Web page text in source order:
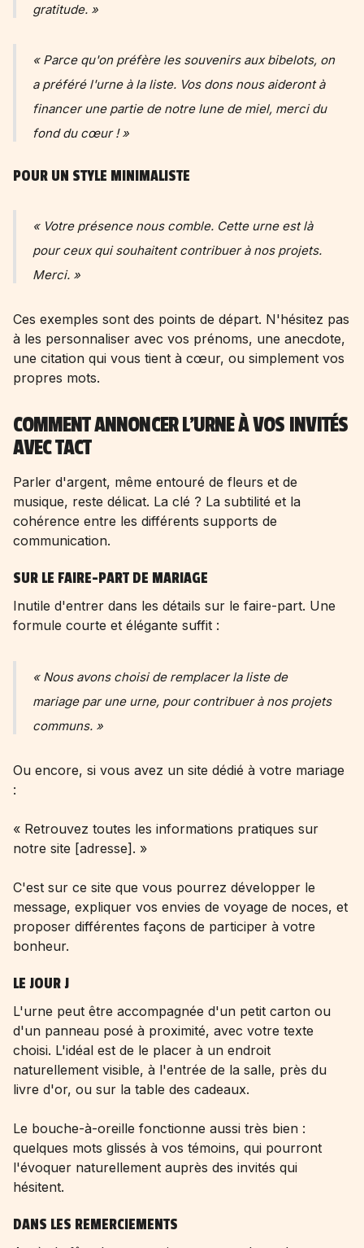
gratitude. »
« Parce qu'on préfère les souvenirs aux bibelots, on
a préféré l'urne à la liste. Vos dons nous aideront à
financer une partie de notre lune de miel, merci du
fond du cœur ! »
POUR UN STYLE MINIMALISTE
« Votre présence nous comble. Cette urne est là
pour ceux qui souhaitent contribuer à nos projets.
Merci. »
Ces exemples sont des points de départ. N'hésitez pas
à les personnaliser avec vos prénoms, une anecdote,
une citation qui vous tient à cœur, ou simplement vos
propres mots.
COMMENT ANNONCER L'URNE À VOS INVITÉS
AVEC TACT
Parler d'argent, même entouré de fleurs et de
musique, reste délicat. La clé ? La subtilité et la
cohérence entre les différents supports de
communication.
SUR LE FAIRE-PART DE MARIAGE
Inutile d'entrer dans les détails sur le faire-part. Une
formule courte et élégante suffit :
« Nous avons choisi de remplacer la liste de
mariage par une urne, pour contribuer à nos projets
communs. »
Ou encore, si vous avez un site dédié à votre mariage
:
« Retrouvez toutes les informations pratiques sur
notre site [adresse]. »
C'est sur ce site que vous pourrez développer le
message, expliquer vos envies de voyage de noces, et
proposer différentes façons de participer à votre
bonheur.
LE JOUR J
L'urne peut être accompagnée d'un petit carton ou
d'un panneau posé à proximité, avec votre texte
choisi. L'idéal est de le placer à un endroit
naturellement visible, à l'entrée de la salle, près du
livre d'or, ou sur la table des cadeaux.
Le bouche-à-oreille fonctionne aussi très bien :
quelques mots glissés à vos témoins, qui pourront
l'évoquer naturellement auprès des invités qui
hésitent.
DANS LES REMERCIEMENTS